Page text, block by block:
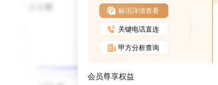
标讯详情查看
关键电话直连
甲方分析查询
会员尊享权益